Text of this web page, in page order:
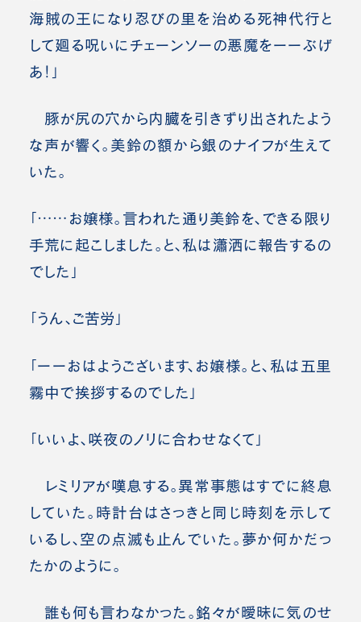
海賊の王になり忍びの里を治める死神代行と
して廻る呪いにチェーンソーの悪魔をーーぶげ
あ！」
豚が尻の穴から内臓を引きずり出されたよう
な声が響く。美鈴の額から銀のナイフが生えて
いた。
「……お嬢様。言われた通り美鈴を、できる限り
手荒に起こしました。と、私は瀟洒に報告するの
でした」
「うん、ご苦労」
「ーーおはようございます、お嬢様。と、私は五里
霧中で挨拶するのでした」
「いいよ、咲夜のノリに合わせなくて」
レミリアが嘆息する。異常事態はすでに終息
していた。時計台はさっきと同じ時刻を示して
いるし、空の点滅も止んでいた。夢か何かだっ
たかのように。
誰も何も言わなかった。銘々が曖昧に気のせ